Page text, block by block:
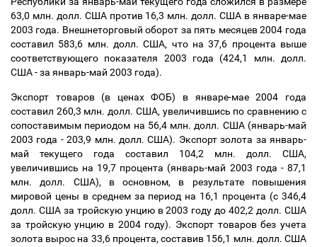
63,0 млн. долл. США против 16,3 млн. долл. США в январе-мае
2003 года. Внешнеторговый оборот за пять месяцев 2004 года
составил 583,6 млн. долл. США, что на 37,6 процента выше
соответствующего показателя 2003 года (424,1 млн. долл.
США - за январь-май 2003 года).
Экспорт товаров (в ценах ФОБ) в январе-мае 2004 года
составил 260,3 млн. долл. США, увеличившись по сравнению с
сопоставимым периодом на 56,4 млн. долл. США (январь-май
2003 года - 203,9 млн. долл. США). Экспорт золота за январь-
май текущего года составил 104,2 млн. долл. США,
увеличившись на 19,7 процента (январь-май 2003 года - 87,1
млн. долл. США), в основном, в результате повышения
мировой цены в среднем за период на 16,1 процента (с 346,4
долл. США за тройскую унцию в 2003 году до 402,2 долл. США
за тройскую унцию в 2004 году). Экспорт товаров без учета
золота вырос на 33,6 процента, составив 156,1 млн. долл. США